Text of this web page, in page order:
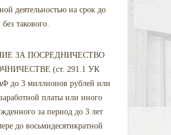
деятельностью на срок до
такового.
ЗА ПОСРЕДНИЧЕСТВО
(ст. 291.1 УК
до 3 миллионов рублей или
платы или иного
за период до 3 лет
до восьмидесятикратной